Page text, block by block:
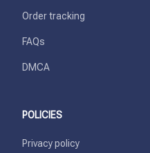
Order tracking
FAQs
DMCA
POLICIES
Privacy policy